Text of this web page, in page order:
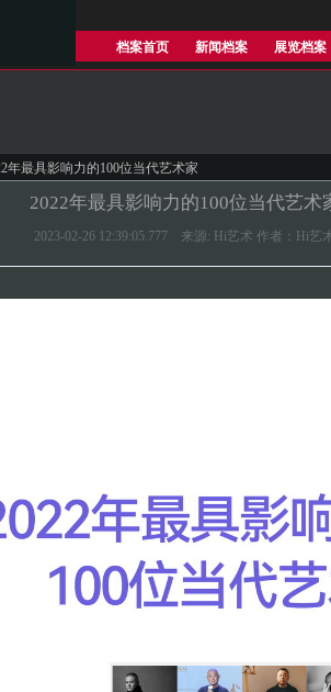
档案首页 新闻档案 展览档案
年最具影响力的100位当代艺术家
2022年最具影响力的100位当代艺术
2023-02-26 12:39:05.777 来源: Hi艺术 作者：Hi艺